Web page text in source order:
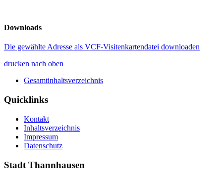
Downloads
Die gewählte Adresse als VCF-Visitenkartendatei downloaden
drucken nach oben
Gesamtinhaltsverzeichnis
Quicklinks
Kontakt
Inhaltsverzeichnis
Impressum
Datenschutz
Stadt Thannhausen